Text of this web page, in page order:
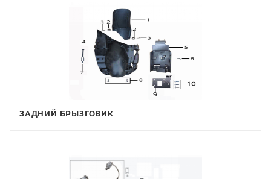
ЗАДНИЙ БРЫЗГОВИК